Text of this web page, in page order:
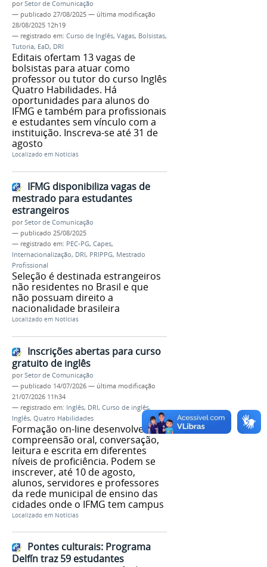
porSetor de Comunicação
— publicado 27/08/2025 — última modificação
28/08/2025 12h19
— registrado em: Curso de Inglês, Vagas, Bolsistas,
Tutoria, EaD, DRI
Editais ofertam 13 vagas de
bolsistas para atuar como
professor ou tutor do curso Inglês
Quatro Habilidades. Há
oportunidades para alunos do
IFMG e também para profissionais
e estudantes sem vínculo com a
instituição. Inscreva-se até 31 de
agosto
Localizado em Notícias
IFMG disponibiliza vagas de
mestrado para estudantes
estrangeiros
porSetor de Comunicação
— publicado 25/08/2025
— registrado em: PEC-PG, Capes,
Internacionalização, DRI, PRIPPG, Mestrado
Profissional
Seleção é destinada estrangeiros
não residentes no Brasil e que
não possuam direito a
nacionalidade brasileira
Localizado em Notícias
Inscrições abertas para curso
gratuito de inglês
porSetor de Comunicação
— publicado 14/07/2026 — última modificação
21/07/2026 11h34
— registrado em: Inglês, DRI, Curso de inglês,
Inglês, Quatro Habilidades
Formação on-line desenvolve
compreensão oral, conversação,
leitura e escrita em diferentes
níveis de proficiência. Podem se
inscrever, até 10 de agosto,
alunos, servidores e professores
da rede municipal de ensino das
cidades onde o IFMG tem campus
Localizado em Notícias
Pontes culturais: Programa
Delfín traz 59 estudantes